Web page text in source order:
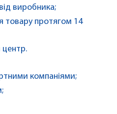
виробника;
товару протягом 14
центр.
компаніями;